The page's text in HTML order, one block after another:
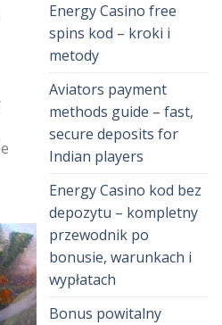
Energy Casino free
spins kod – kroki i
metody
Aviators payment
methods guide – fast,
secure deposits for
Indian players
Energy Casino kod bez
depozytu – kompletny
przewodnik po
bonusie, warunkach i
wypłatach
Bonus powitalny